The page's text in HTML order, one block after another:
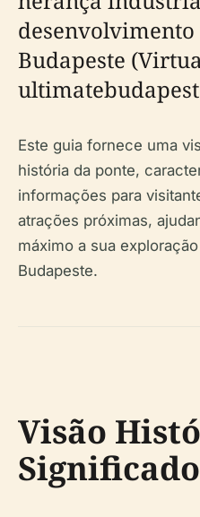
Budapeste
Este guia fornece uma
história da ponte,
informações para
atrações próximas,
máximo a sua
Budapeste.
Visão
Significado